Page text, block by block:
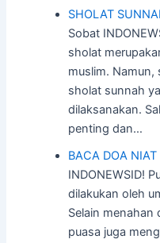
SHOLAT
Sobat
sholat
muslim. Namun,
sholat sunnah
dilaksanakan.
penting dan…
BACA DOA
INDONEWSID!
dilakukan oleh
Selain menahan
puasa juga